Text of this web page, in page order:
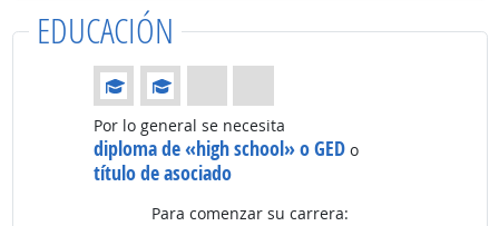
EDUCACIÓN
Educación: (Calificación 2 de 4)
Por lo general se necesita
diploma de «high school» o GED o
título de asociado
Para comenzar su carrera: